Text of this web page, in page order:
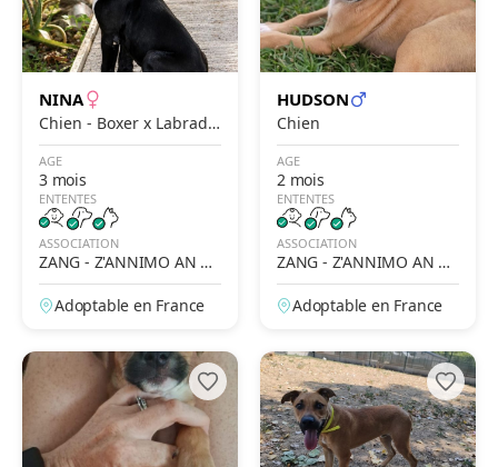
NINA
Chien - Boxer x Labrado
r-Retriever
AGE
3 mois
ENTENTES
ASSOCIATION
ZANG - Z'ANNIMO AN N
OU GWADLOUP'
Adoptable en France
HUDSON
Chien
AGE
2 mois
ENTENTES
ASSOCIATION
ZANG - Z'ANNIMO AN N
OU GWADLOUP'
Adoptable en France